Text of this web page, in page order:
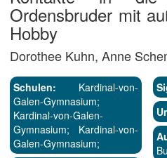
Ordensbruder mit
Hobby
Dorothee Kuhn, Anne
Schulen: Kardinal-von-
Galen-Gymnasium;
Kardinal-von-Galen-
Gymnasium; Kardinal-von-
Galen-Gymnasium;